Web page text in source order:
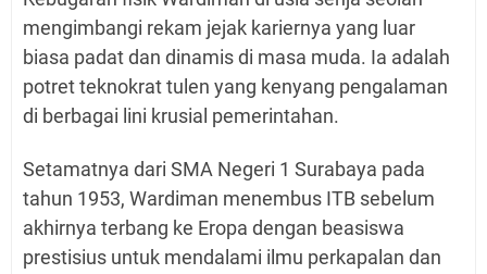
mengimbangi rekam jejak kariernya yang luar
biasa padat dan dinamis di masa muda. Ia adalah
potret teknokrat tulen yang kenyang pengalaman
di berbagai lini krusial pemerintahan.
Setamatnya dari SMA Negeri 1 Surabaya pada
tahun 1953, Wardiman menembus ITB sebelum
akhirnya terbang ke Eropa dengan beasiswa
prestisius untuk mendalami ilmu perkapalan dan